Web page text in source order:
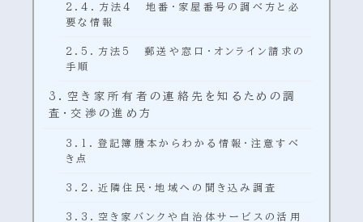
方法4 地番・家屋番号の調べ方と必
要な情報
方法5 郵送や窓口・オンライン請求の
手順
空き家所有者の連絡先を知るための調
査・交渉の進め方
登記簿謄本からわかる情報・注意すべ
き点
近隣住民・地域への聞き込み調査
空き家バンクや自治体サービスの活用